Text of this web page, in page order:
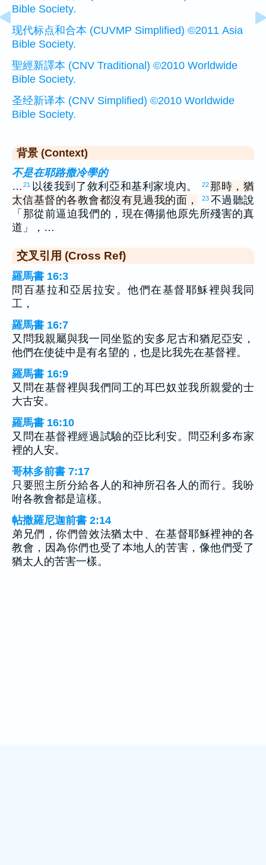
Bible Society.
现代标点和合本 (CUVMP Simplified) ©2011 Asia
Bible Society.
聖經新譯本 (CNV Traditional) ©2010 Worldwide
Bible Society.
圣经新译本 (CNV Simplified) ©2010 Worldwide
Bible Society.
背景 (Context)
不是在耶路撒冷學的
… 21 以後我到了敘利亞和基利家境內。 22 那時，猶
太信基督的各教會都沒有見過我的面，
23 不過聽說
「那從前逼迫我們的，現在傳揚他原先所殘害的真
道」，…
交叉引用 (Cross Ref)
羅馬書 16:3
問百基拉和亞居拉安。他們在基督耶穌裡與我同
工，
羅馬書 16:7
又問我親屬與我一同坐監的安多尼古和猶尼亞安，
他們在使徒中是有名望的，也是比我先在基督裡。
羅馬書 16:9
又問在基督裡與我們同工的耳巴奴並我所親愛的士
大古安。
羅馬書 16:10
又問在基督裡經過試驗的亞比利安。問亞利多布家
裡的人安。
哥林多前書 7:17
只要照主所分給各人的和神所召各人的而行。我吩
咐各教會都是這樣。
帖撒羅尼迦前書 2:14
弟兄們，你們曾效法猶太中、在基督耶穌裡神的各
教會，因為你們也受了本地人的苦害，像他們受了
猶太人的苦害一樣。